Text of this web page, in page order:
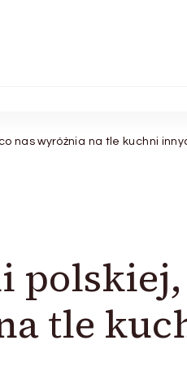
nas wyróżnia na tle kuchni
tle